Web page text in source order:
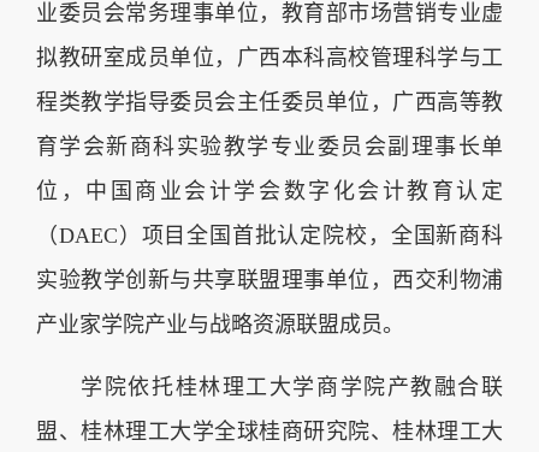
业委员会常务理事单位，教育部市场营销专业虚
拟教研室成员单位，广西本科高校管理科学与工
程类教学指导委员会主任委员单位，广西高等教
育学会新商科实验教学专业委员会副理事长单
位，中国商业会计学会数字化会计教育认定
（DAEC）项目全国首批认定院校，全国新商科
实验教学创新与共享联盟理事单位，西交利物浦
产业家学院产业与战略资源联盟成员。
学院依托桂林理工大学商学院产教融合联
盟、桂林理工大学全球桂商研究院、桂林理工大